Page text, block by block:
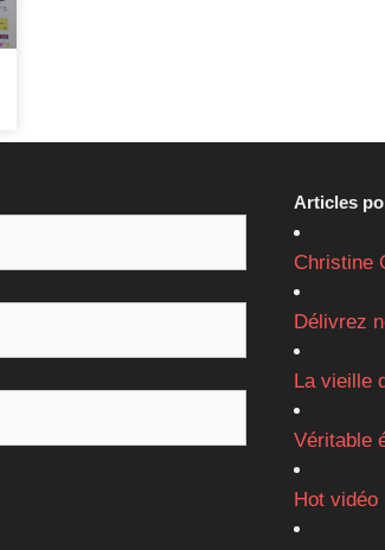
Articles
Christine
Délivrez
La vieille
Véritable
Hot vidéo